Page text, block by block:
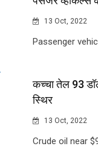
13 Oct, 2022
Passenger
कच्चा तेल 93
स्थिर
13 Oct, 2022
Crude oil near